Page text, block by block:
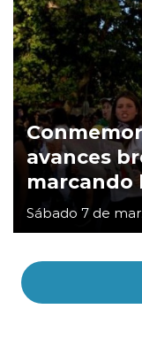
avances
marcando
Sábado 7 de